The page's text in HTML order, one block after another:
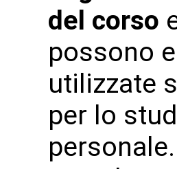
del corso
possono
utilizzate
per lo